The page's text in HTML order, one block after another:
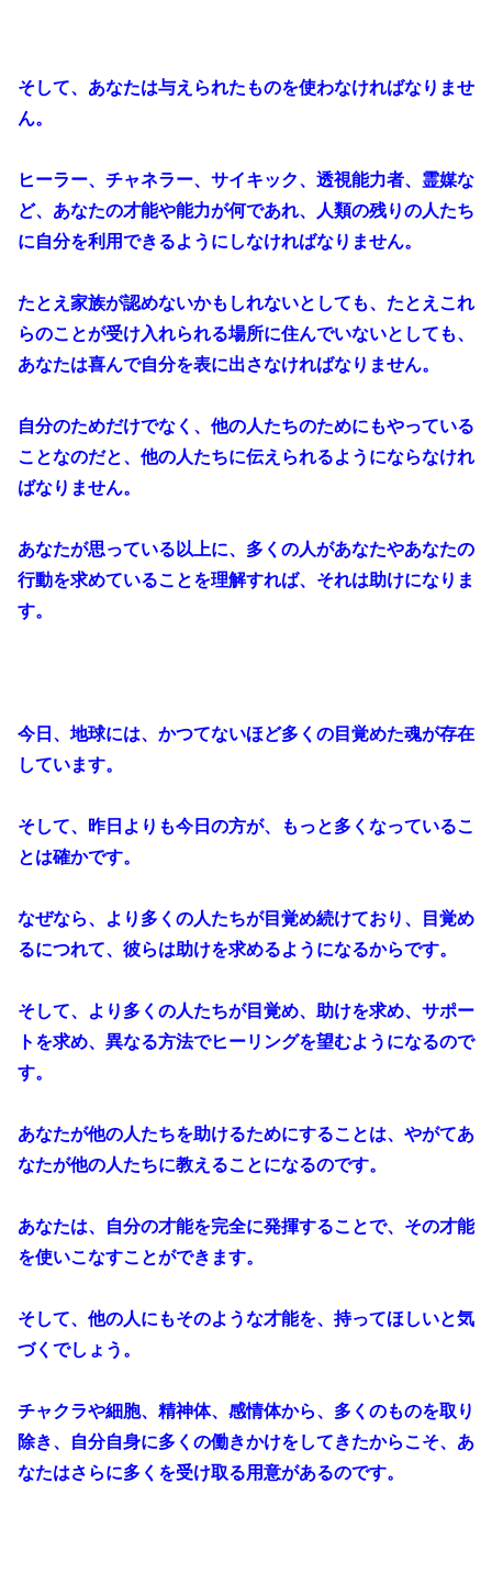
そして、あなたは与えられたものを使わなければなりませ
ん。
ヒーラー、チャネラー、サイキック、透視能力者、霊媒な
ど、あなたの才能や能力が何であれ、人類の残りの人たち
に自分を利用できるようにしなければなりません。
たとえ家族が認めないかもしれないとしても、たとえこれ
らのことが受け入れられる場所に住んでいないとしても、
あなたは喜んで自分を表に出さなければなりません。
自分のためだけでなく、他の人たちのためにもやっている
ことなのだと、他の人たちに伝えられるようにならなけれ
ばなりません。
あなたが思っている以上に、多くの人があなたやあなたの
行動を求めていることを理解すれば、それは助けになりま
す。
今日、地球には、かつてないほど多くの目覚めた魂が存在
しています。
そして、昨日よりも今日の方が、もっと多くなっているこ
とは確かです。
なぜなら、より多くの人たちが目覚め続けており、目覚め
るにつれて、彼らは助けを求めるようになるからです。
そして、より多くの人たちが目覚め、助けを求め、サポー
トを求め、異なる方法でヒーリングを望むようになるので
す。
あなたが他の人たちを助けるためにすることは、やがてあ
なたが他の人たちに教えることになるのです。
あなたは、自分の才能を完全に発揮することで、その才能
を使いこなすことができます。
そして、他の人にもそのような才能を、持ってほしいと気
づくでしょう。
チャクラや細胞、精神体、感情体から、多くのものを取り
除き、自分自身に多くの働きかけをしてきたからこそ、あ
なたはさらに多くを受け取る用意があるのです。